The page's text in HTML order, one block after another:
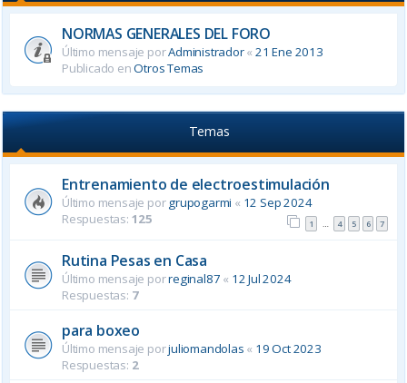
NORMAS GENERALES DEL FORO
Último mensaje porAdministrador«21 Ene 2013
Publicado enOtros Temas
Temas
Entrenamiento de electroestimulación
Último mensaje porgrupogarmi « 12 Sep 2024
Respuestas: 125 1 … 4 5 6 7
Rutina Pesas en Casa
Último mensaje porreginal87 « 12 Jul 2024
Respuestas: 7
para boxeo
Último mensaje porjuliomandolas « 19 Oct 2023
Respuestas: 2